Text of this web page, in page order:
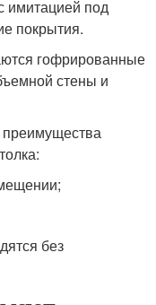
имитацией под
покрытия.
гофрированные
стены и
преимущества
без